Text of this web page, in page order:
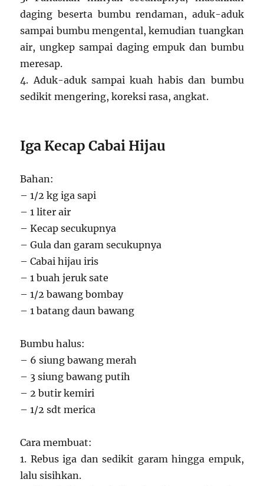
daging beserta bumbu rendaman, aduk-aduk
sampai bumbu mengental, kemudian tuangkan
air, ungkep sampai daging empuk dan bumbu
meresap.
4. Aduk-aduk sampai kuah habis dan bumbu
sedikit mengering, koreksi rasa, angkat.
Iga Kecap Cabai Hijau
Bahan:
– 1/2 kg iga sapi
– 1 liter air
– Kecap secukupnya
– Gula dan garam secukupnya
– Cabai hijau iris
– 1 buah jeruk sate
– 1/2 bawang bombay
– 1 batang daun bawang
Bumbu halus:
– 6 siung bawang merah
– 3 siung bawang putih
– 2 butir kemiri
– 1/2 sdt merica
Cara membuat:
1. Rebus iga dan sedikit garam hingga empuk,
lalu sisihkan.